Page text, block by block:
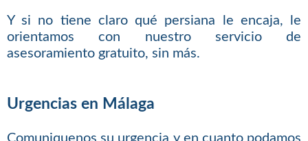
Y si no tiene claro qué persiana le encaja, le
orientamos con nuestro servicio de
asesoramiento gratuito, sin más.
Urgencias en Málaga